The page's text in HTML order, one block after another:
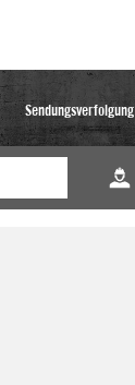
Sendungsverfolgung